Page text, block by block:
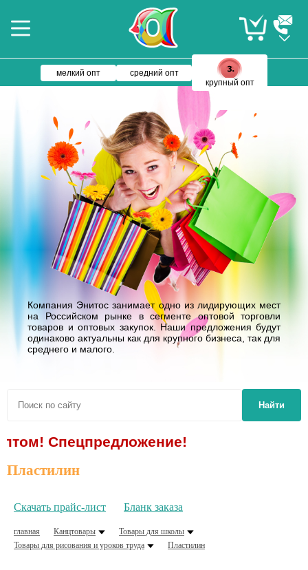
мелкий опт
средний опт
крупный опт
Компания Энитос занимает одно из лидирующих мест
на Российском рынке в сегменте оптовой торговли
товаров и оптовых закупок. Наши предложения будут
одинаково актуальны как для крупного бизнеса, так для
среднего и малого.
Найти
Пластилин
Скачать прайс-лист Бланк заказа
главная Канцтовары
Товары для школы
Товары для рисования и уроков труда
Пластилин